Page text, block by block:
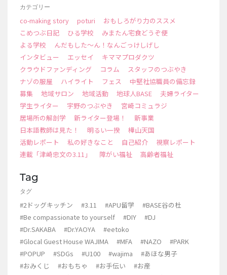
カテゴリー
co-making story poturi
おもしろがり力のススメ
こめつぶ日記
ひる学校
みまたん宅食どうぞ便
よる学校
んだもした～ん！なんごっけしげし
インタビュー
エッセイ
キママプロダクツ
クラウドファンディング
コラム
スタッフのつぶやき
ナゾの服屋
ハイライト フェス
中堅社協職員の備忘録
募集
地域サロン 地域活動 地球人BASE
夫婦ライター
学生ライター
宇野のつぶやき
宮崎コミュラジ
居場所の解剖学
新ライター登場！
新事業
日本語教師は見た！
明るい一揆
樺山天国
活動レポート
私の好きなこと 自己紹介
視察レポート
連載「津崎忠文の3.11」
障がい福祉 高齢者福祉
Tag
タグ
#2ドッグキッチン #3.11 #APU留学
#BASE谷の杜
#Be compassionate to yourself
#DIY
#DJ
#Dr.SAKABA
#Dr.YAOYA
#eetoko
#Glocal Guest House WAJIMA
#MFA #NAZO
#PARK
#POPUP
#SDGs #U100 #wajima
#あほな男子
#おみくじ
#おもちゃ #お手伝い
#お産